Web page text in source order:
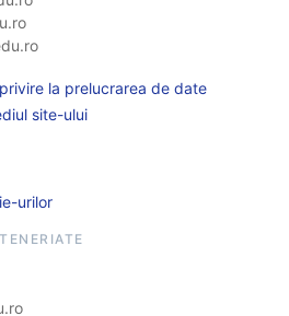
la prelucrarea de date
site-ului
urilor